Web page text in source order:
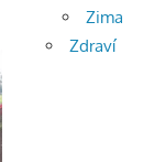
Zima
Zdraví